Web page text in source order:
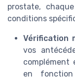
prostate,
conditions
Vérification
vos
complément
en